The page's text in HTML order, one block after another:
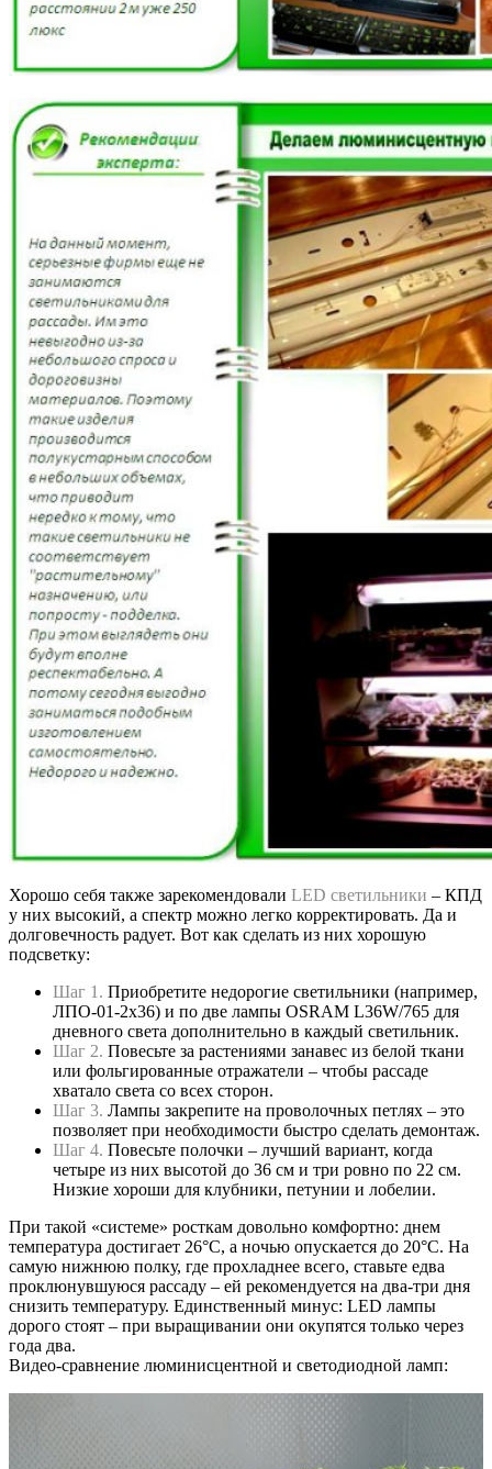
Хорошо себя также зарекомендовали LED светильники – КПД
у них высокий, а спектр можно легко корректировать. Да и
долговечность радует. Вот как сделать из них хорошую
подсветку:
Шаг 1. Приобретите недорогие светильники (например,
ЛПО-01-2х36) и по две лампы OSRAM L36W/765 для
дневного света дополнительно в каждый светильник.
Шаг 2. Повесьте за растениями занавес из белой ткани
или фольгированные отражатели – чтобы рассаде
хватало света со всех сторон.
Шаг 3. Лампы закрепите на проволочных петлях – это
позволяет при необходимости быстро сделать демонтаж.
Шаг 4. Повесьте полочки – лучший вариант, когда
четыре из них высотой до 36 см и три ровно по 22 см.
Низкие хороши для клубники, петунии и лобелии.
При такой «системе» росткам довольно комфортно: днем
температура достигает 26°С, а ночью опускается до 20°С. На
самую нижнюю полку, где прохладнее всего, ставьте едва
проклюнувшуюся рассаду – ей рекомендуется на два-три дня
снизить температуру. Единственный минус: LED лампы
дорого стоят – при выращивании они окупятся только через
года два.
Видео-сравнение люминисцентной и светодиодной ламп: